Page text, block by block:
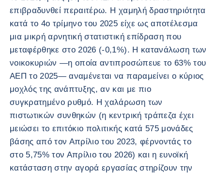
επιβραδυνθεί περαιτέρω. Η χαμηλή δραστηριότητα
κατά το 4ο τρίμηνο του 2025 είχε ως αποτέλεσμα
μια μικρή αρνητική στατιστική επίδραση που
μεταφέρθηκε στο 2026 (-0,1%). Η κατανάλωση των
νοικοκυριών —η οποία αντιπροσώπευε το 63% του
ΑΕΠ το 2025— αναμένεται να παραμείνει ο κύριος
μοχλός της ανάπτυξης, αν και με πιο
συγκρατημένο ρυθμό. Η χαλάρωση των
πιστωτικών συνθηκών (η κεντρική τράπεζα έχει
μειώσει το επιτόκιο πολιτικής κατά 575 μονάδες
βάσης από τον Απρίλιο του 2023, φέρνοντάς το
στο 5,75% τον Απρίλιο του 2026) και η ευνοϊκή
κατάσταση στην αγορά εργασίας στηρίζουν την